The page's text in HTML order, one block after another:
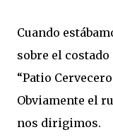
Cuando
sobre el
“Patio
Obviamente el
nos dirigimos.